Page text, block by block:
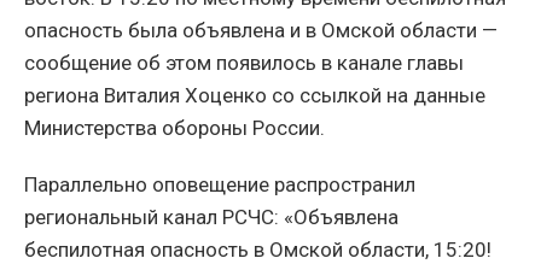
опасность была объявлена и в Омской области —
сообщение об этом появилось в канале главы
региона Виталия Хоценко со ссылкой на данные
Министерства обороны России.
Параллельно оповещение распространил
региональный канал РСЧС: «Объявлена
беспилотная опасность в Омской области, 15:20!